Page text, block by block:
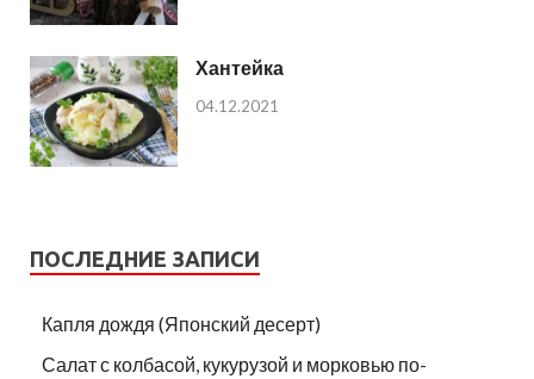
Хантейка
04.12.2021
ПОСЛЕДНИЕ ЗАПИСИ
Капля дождя (Японский десерт)
Салат с колбасой, кукурузой и морковью по-